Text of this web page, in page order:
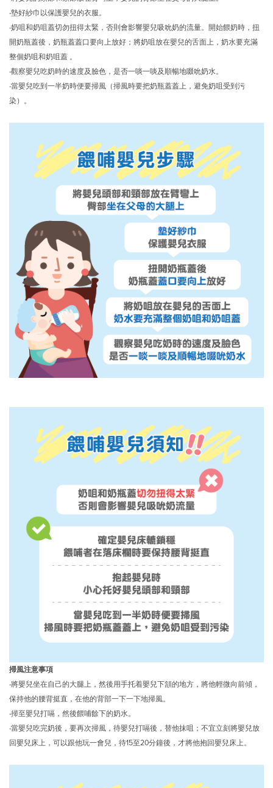
‧墊好紗巾以保護嬰兒的衣服。
‧奶咀和奶咀蓋切勿扭得太緊，否則會影響嬰兒吸吮奶的流量。開始餵奶時，扭
開奶瓶蓋後，奶瓶蓋蓋口要向上放好；將奶咀放在嬰兒的舌面上，奶水要充滿
整個奶咀和奶咀蓋 。
‧觀察嬰兒吃奶時的速度及臉色，是否一啖一啖及順暢地啜吮奶水。
‧當嬰兒吃到一半奶時便要掃風（掃風時要把奶瓶蓋蓋上，避免奶咀受到污
染）。
掃風注意事項
‧將嬰兒坐在自己的大腿上，然後用手托着嬰兒下頷的地方，將他輕微向前傾，
保持他的腰背挺直，在他的背部一下一下地掃風。
‧掃至嬰兒打嗝，然後餵哺餘下的奶水。
‧當嬰兒吃完奶後，要再次掃風，待嬰兒打嗝後，替他抹咀；不宜立刻將嬰兒放
回嬰兒床上，可以跟他玩一會兒，待15至20分鐘後，才將他抱回嬰兒床上。